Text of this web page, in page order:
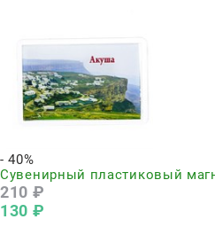
- 40%
Сувенирный пластиковый
210 ₽
130 ₽